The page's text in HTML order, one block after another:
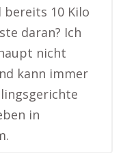
bereits 10 Kilo
daran? Ich
nicht
kann immer
in